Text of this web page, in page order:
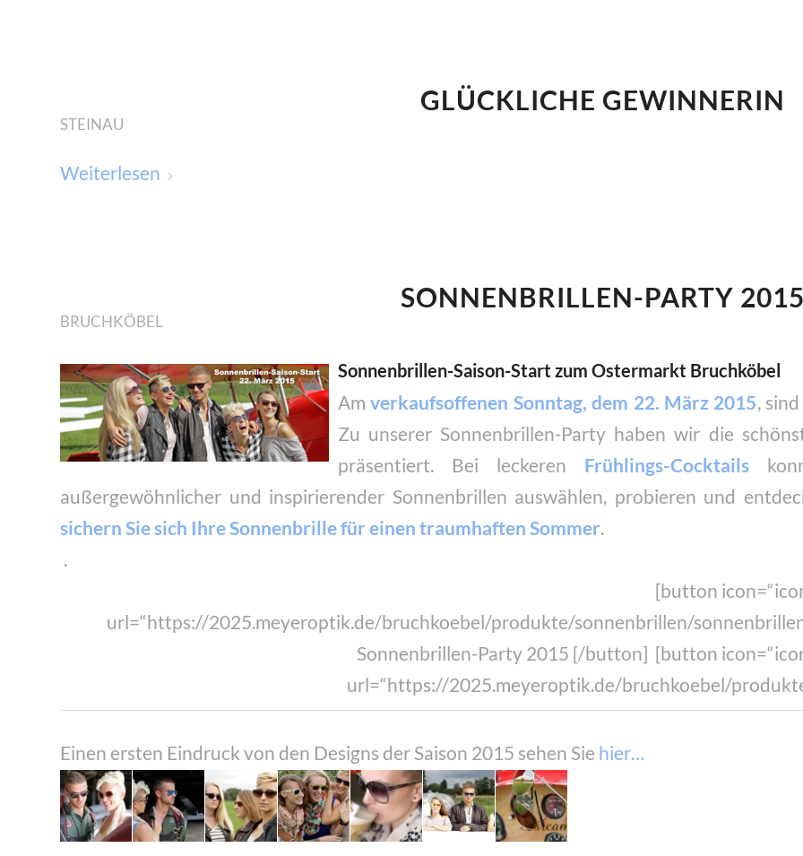
GLÜCKLICHE GEWINNERIN
STEINAU
Weiterlesen
SONNENBRILLEN-PARTY 2015
BRUCHKÖBEL
Sonnenbrillen-Saison-Start zum Ostermarkt Bruchköbel
Am verkaufsoffenen Sonntag, dem 22. März 2015,
Zu unserer Sonnenbrillen-Party haben wir die
präsentiert. Bei leckeren Frühlings-Cocktails
außergewöhnlicher und inspirierender Sonnenbrillen auswählen, probieren und
sichern Sie sich Ihre Sonnenbrille für einen traumhaften Sommer.
.
[button
url=“https://2025.meyeroptik.de/bruchkoebel/produkte/sonnenbrillen/
Sonnenbrillen-Party 2015 [/button] [button
url=“https://2025.meyeroptik.de/bruchkoebel/
Einen ersten Eindruck von den Designs der Saison 2015 sehen Sie hier…